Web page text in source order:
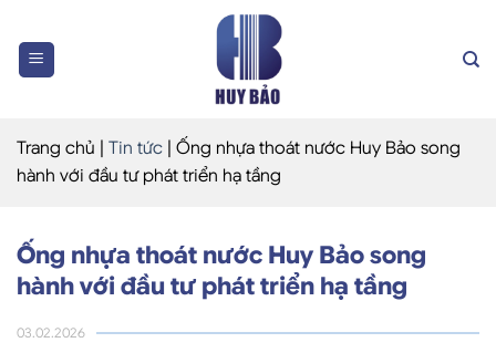
content
Trang chủ Tin tức Ống nhựa thoát nước Huy Bảo song
hành với đầu tư phát triển hạ tầng
Ống nhựa thoát nước Huy Bảo song
hành với đầu tư phát triển hạ tầng
03.02.2026